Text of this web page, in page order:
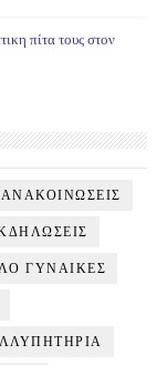
πίτα τους στον
ΑΝΑΚΟΙΝΩΣΕΙΣ
ΓΥΝΑΙΚΕΣ